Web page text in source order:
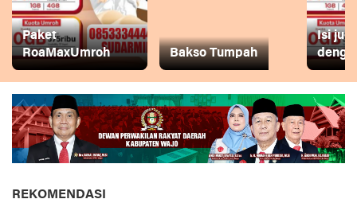
Paket
RoaMaxUmroh
Bakso Tumpah
Isi
REKOMENDASI